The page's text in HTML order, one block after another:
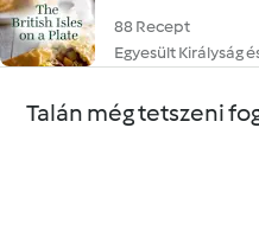
88 Recept
Egyesült Királyság
Talán még tetszeni